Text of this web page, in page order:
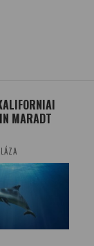
MARADT